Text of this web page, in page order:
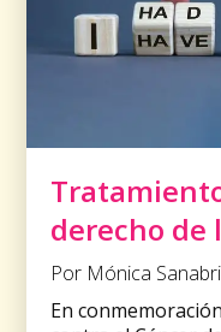
derecho de
Por Mónica
En